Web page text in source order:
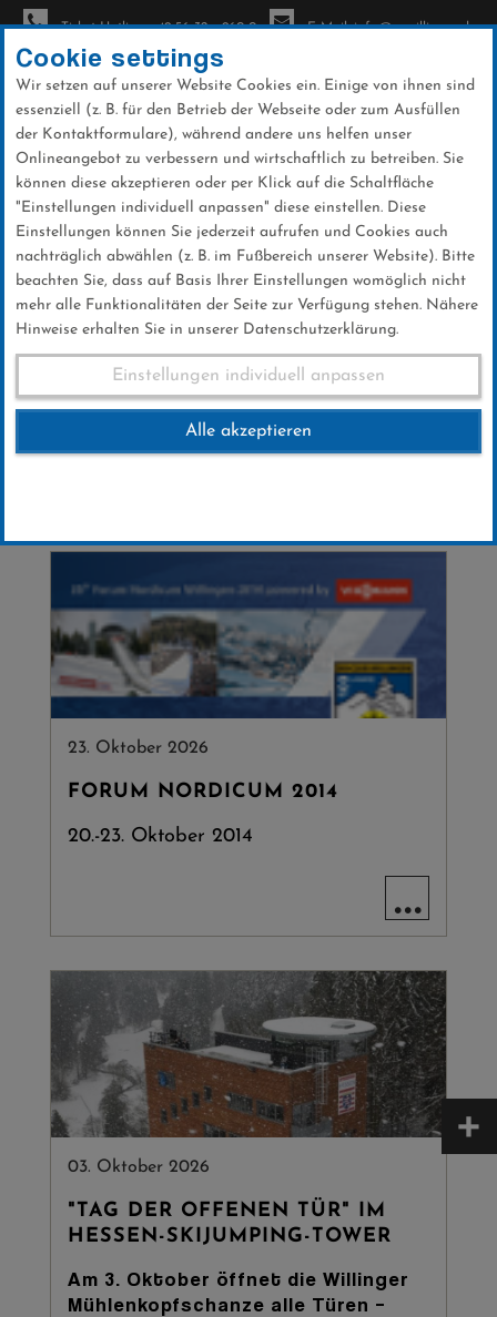
Direkt
zum
Inhalt
Ticket-Hotline: +49 56 32 - 960-0 E-Mail: info@sc-willingen.de
Veranstaltungen
INFORMIERT BLEIBEN
Veranstaltungen
23. Oktober 2026
FORUM NORDICUM 2014
20.-23. Oktober 2014
...
03. Oktober 2026
"TAG DER OFFENEN TÜR" IM
HESSEN-SKIJUMPING-TOWER
Am 3. Oktober öffnet die Willinger
Mühlenkopfschanze alle Türen –
Cookie settings
Wir setzen auf unserer Website Cookies ein. Einige von ihnen sind
essenziell (z. B. für den Betrieb der Webseite oder zum Ausfüllen
der Kontaktformulare), während andere uns helfen unser
Onlineangebot zu verbessern und wirtschaftlich zu betreiben. Sie
können diese akzeptieren oder per Klick auf die Schaltfläche
"Einstellungen individuell anpassen" diese einstellen. Diese
Einstellungen können Sie jederzeit aufrufen und Cookies auch
nachträglich abwählen (z. B. im Fußbereich unserer Website). Bitte
beachten Sie, dass auf Basis Ihrer Einstellungen womöglich nicht
mehr alle Funktionalitäten der Seite zur Verfügung stehen. Nähere
Hinweise erhalten Sie in unserer Datenschutzerklärung.
Einstellungen individuell anpassen
Alle akzeptieren
+